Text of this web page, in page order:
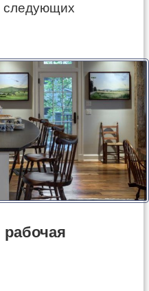
следующих
рабочая